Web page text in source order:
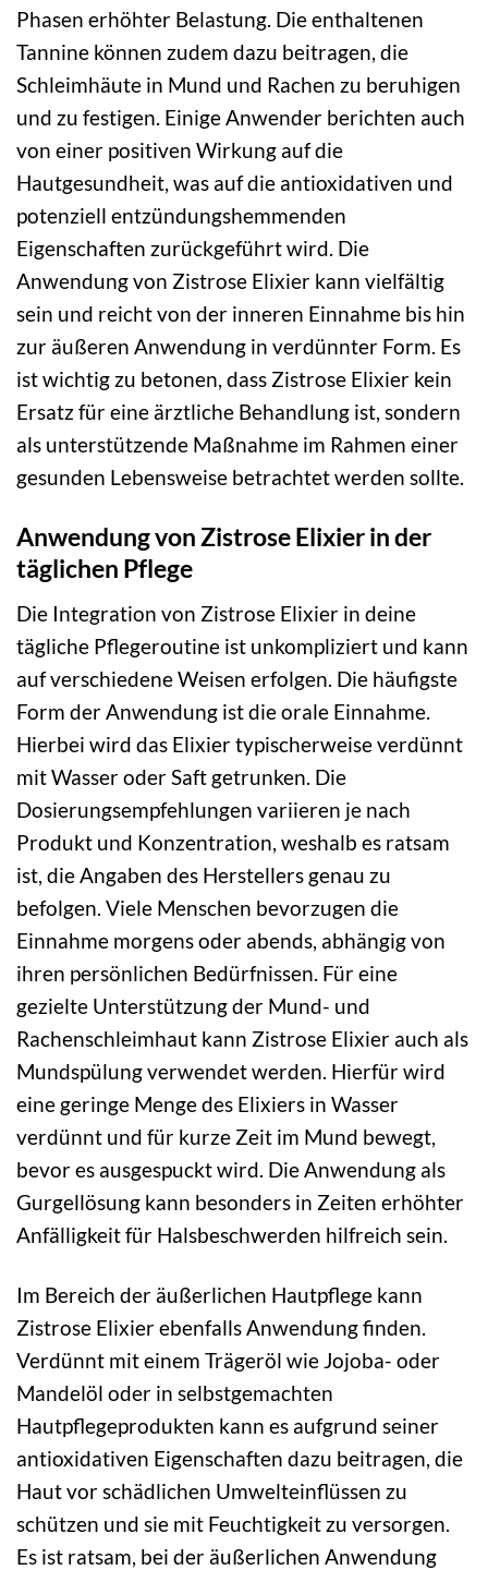
Phasen erhöhter Belastung. Die enthaltenen
Tannine können zudem dazu beitragen, die
Schleimhäute in Mund und Rachen zu beruhigen
und zu festigen. Einige Anwender berichten auch
von einer positiven Wirkung auf die
Hautgesundheit, was auf die antioxidativen und
potenziell entzündungshemmenden
Eigenschaften zurückgeführt wird. Die
Anwendung von Zistrose Elixier kann vielfältig
sein und reicht von der inneren Einnahme bis hin
zur äußeren Anwendung in verdünnter Form. Es
ist wichtig zu betonen, dass Zistrose Elixier kein
Ersatz für eine ärztliche Behandlung ist, sondern
als unterstützende Maßnahme im Rahmen einer
gesunden Lebensweise betrachtet werden sollte.
Anwendung von Zistrose Elixier in der
täglichen Pflege
Die Integration von Zistrose Elixier in deine
tägliche Pflegeroutine ist unkompliziert und kann
auf verschiedene Weisen erfolgen. Die häufigste
Form der Anwendung ist die orale Einnahme.
Hierbei wird das Elixier typischerweise verdünnt
mit Wasser oder Saft getrunken. Die
Dosierungsempfehlungen variieren je nach
Produkt und Konzentration, weshalb es ratsam
ist, die Angaben des Herstellers genau zu
befolgen. Viele Menschen bevorzugen die
Einnahme morgens oder abends, abhängig von
ihren persönlichen Bedürfnissen. Für eine
gezielte Unterstützung der Mund- und
Rachenschleimhaut kann Zistrose Elixier auch als
Mundspülung verwendet werden. Hierfür wird
eine geringe Menge des Elixiers in Wasser
verdünnt und für kurze Zeit im Mund bewegt,
bevor es ausgespuckt wird. Die Anwendung als
Gurgellösung kann besonders in Zeiten erhöhter
Anfälligkeit für Halsbeschwerden hilfreich sein.
Im Bereich der äußerlichen Hautpflege kann
Zistrose Elixier ebenfalls Anwendung finden.
Verdünnt mit einem Trägeröl wie Jojoba- oder
Mandelöl oder in selbstgemachten
Hautpflegeprodukten kann es aufgrund seiner
antioxidativen Eigenschaften dazu beitragen, die
Haut vor schädlichen Umwelteinflüssen zu
schützen und sie mit Feuchtigkeit zu versorgen.
Es ist ratsam, bei der äußerlichen Anwendung